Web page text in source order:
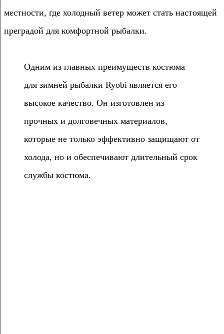
местности, где холодный ветер может стать настоящей
преградой для комфортной рыбалки.
Одним из главных преимуществ костюма
для зимней рыбалки Ryobi является его
высокое качество. Он изготовлен из
прочных и долговечных материалов,
которые не только эффективно защищают от
холода, но и обеспечивают длительный срок
службы костюма.